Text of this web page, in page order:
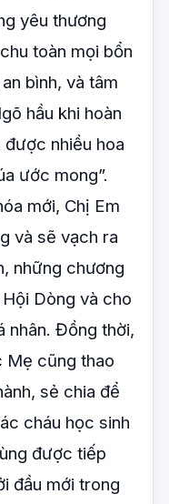
yêu thương
toàn mọi bổn
bình, và tâm
hầu khi hoàn
nhiều hoa
ước mong”.
mới, Chị Em
và sẽ vạch ra
những chương
Dòng và cho
nhân. Đồng thời,
Mẹ cũng thao
sẻ chia để
cháu học sinh
được tiếp
đầu mới trong